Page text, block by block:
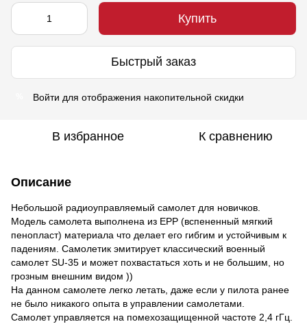
Купить
Быстрый заказ
Войти для отображения накопительной скидки
В избранное К сравнению
Описание
Небольшой радиоуправляемый самолет для новичков.
Модель самолета выполнена из EPP (вспененный мягкий
пенопласт) материала что делает его гибгим и устойчивым к
падениям. Самолетик эмитирует классический военный
самолет SU-35 и может похвастаться хоть и не большим, но
грозным внешним видом ))
На данном самолете легко летать, даже если у пилота ранее
не было никакого опыта в управлении самолетами.
Самолет управляется на помехозащищенной частоте 2,4 гГц.